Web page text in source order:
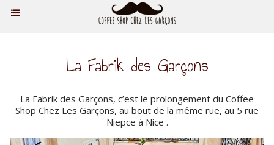
La Fabrik des Garçons
​La Fabrik des Garçons, c’est le prolongement du Coffee
Shop Chez Les Garçons, au bout de la même rue, au 5 rue
Niepce à Nice .